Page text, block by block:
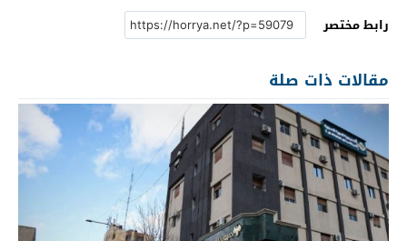
رابط مختصر
مقالات ذات صلة